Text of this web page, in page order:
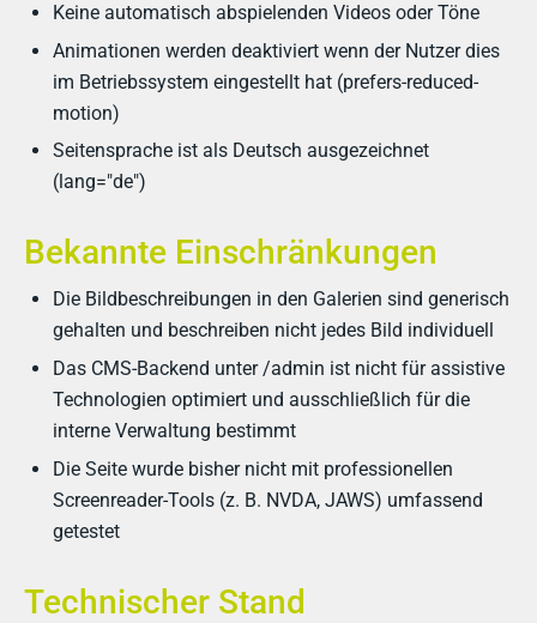
Keine automatisch abspielenden Videos oder Töne
Animationen werden deaktiviert wenn der Nutzer dies
im Betriebssystem eingestellt hat (prefers-reduced-
motion)
Seitensprache ist als Deutsch ausgezeichnet
(lang="de")
Bekannte Einschränkungen
Die Bildbeschreibungen in den Galerien sind generisch
gehalten und beschreiben nicht jedes Bild individuell
Das CMS-Backend unter /admin ist nicht für assistive
Technologien optimiert und ausschließlich für die
interne Verwaltung bestimmt
Die Seite wurde bisher nicht mit professionellen
Screenreader-Tools (z. B. NVDA, JAWS) umfassend
getestet
Technischer Stand